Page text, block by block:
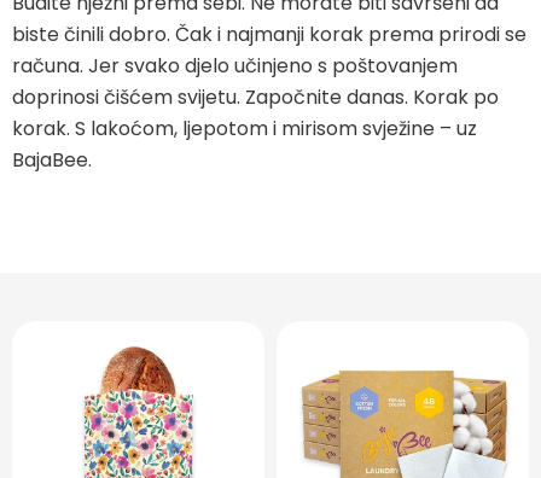
biste činili dobro. Čak i najmanji korak prema prirodi se
računa. Jer svako djelo učinjeno s poštovanjem
doprinosi čišćem svijetu. Započnite danas. Korak po
korak. S lakoćom, ljepotom i mirisom svježine – uz
BajaBee.